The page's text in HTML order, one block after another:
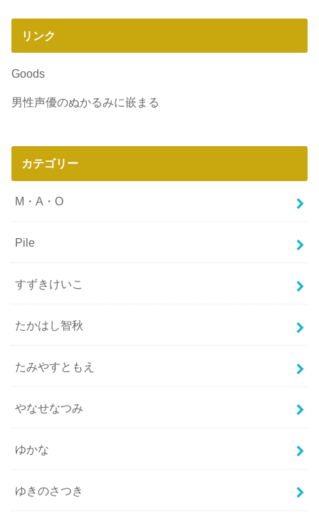
リンク
Goods
男性声優のぬかるみに嵌まる
カテゴリー
M・A・O
Pile
すずきけいこ
たかはし智秋
たみやすともえ
やなせなつみ
ゆかな
ゆきのさつき